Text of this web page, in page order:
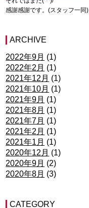
感謝感謝です。(スタッフ一同)
ARCHIVE
2022年9月 (1)
2022年2月 (1)
2021年12月 (1)
2021年10月 (1)
2021年9月 (1)
2021年8月 (1)
2021年7月 (1)
2021年2月 (1)
2021年1月 (1)
2020年12月 (1)
2020年9月 (2)
2020年8月 (3)
CATEGORY